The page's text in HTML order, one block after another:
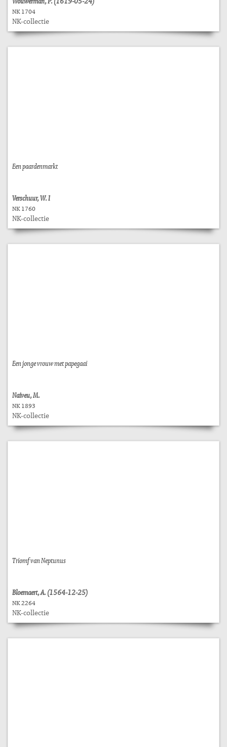
NK 1704
NK-collectie
Een paardenmarkt
Verschuur, W. I
NK 1760
NK-collectie
Een jonge vrouw met papegaai
Naiveu, M.
NK 1893
NK-collectie
Triomf van Neptunus
Bloemaert, A. (1564-12-25)
NK 2264
NK-collectie